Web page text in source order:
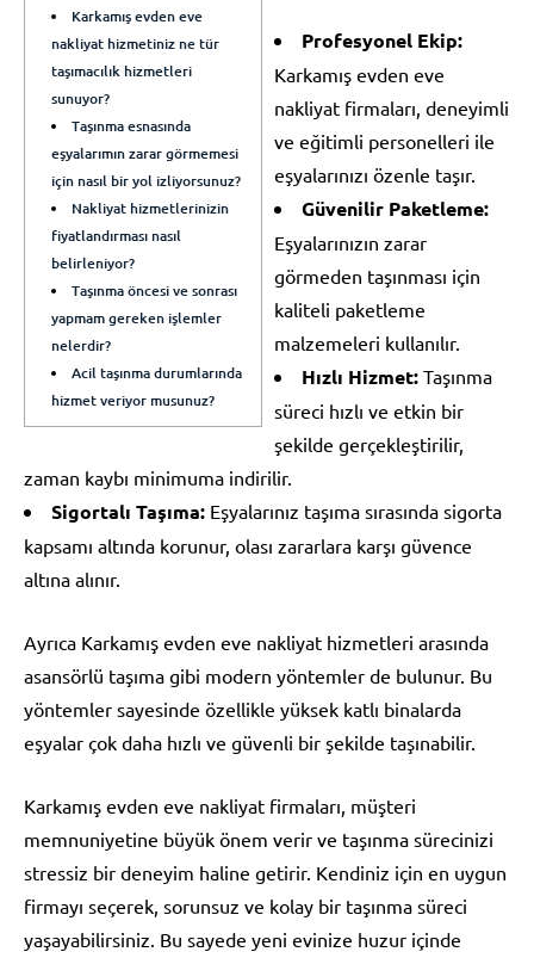
Karkamış evden eve
nakliyat hizmetiniz ne tür
taşımacılık hizmetleri
sunuyor?
Taşınma esnasında
eşyalarımın zarar görmemesi
için nasıl bir yol izliyorsunuz?
Nakliyat hizmetlerinizin
fiyatlandırması nasıl
belirleniyor?
Taşınma öncesi ve sonrası
yapmam gereken işlemler
nelerdir?
Acil taşınma durumlarında
hizmet veriyor musunuz?
Profesyonel Ekip:
Karkamış evden eve
nakliyat firmaları, deneyimli
ve eğitimli personelleri ile
eşyalarınızı özenle taşır.
Güvenilir Paketleme:
Eşyalarınızın zarar
görmeden taşınması için
kaliteli paketleme
malzemeleri kullanılır.
Hızlı Hizmet: Taşınma
süreci hızlı ve etkin bir
şekilde gerçekleştirilir,
zaman kaybı minimuma indirilir.
Sigortalı Taşıma: Eşyalarınız taşıma sırasında sigorta
kapsamı altında korunur, olası zararlara karşı güvence
altına alınır.
Ayrıca Karkamış evden eve nakliyat hizmetleri arasında
asansörlü taşıma gibi modern yöntemler de bulunur. Bu
yöntemler sayesinde özellikle yüksek katlı binalarda
eşyalar çok daha hızlı ve güvenli bir şekilde taşınabilir.
Karkamış evden eve nakliyat firmaları, müşteri
memnuniyetine büyük önem verir ve taşınma sürecinizi
stressiz bir deneyim haline getirir. Kendiniz için en uygun
firmayı seçerek, sorunsuz ve kolay bir taşınma süreci
yaşayabilirsiniz. Bu sayede yeni evinize huzur içinde